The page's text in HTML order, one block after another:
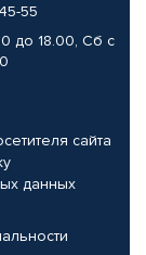
55
до 18.00, Сб с
сайта
данных